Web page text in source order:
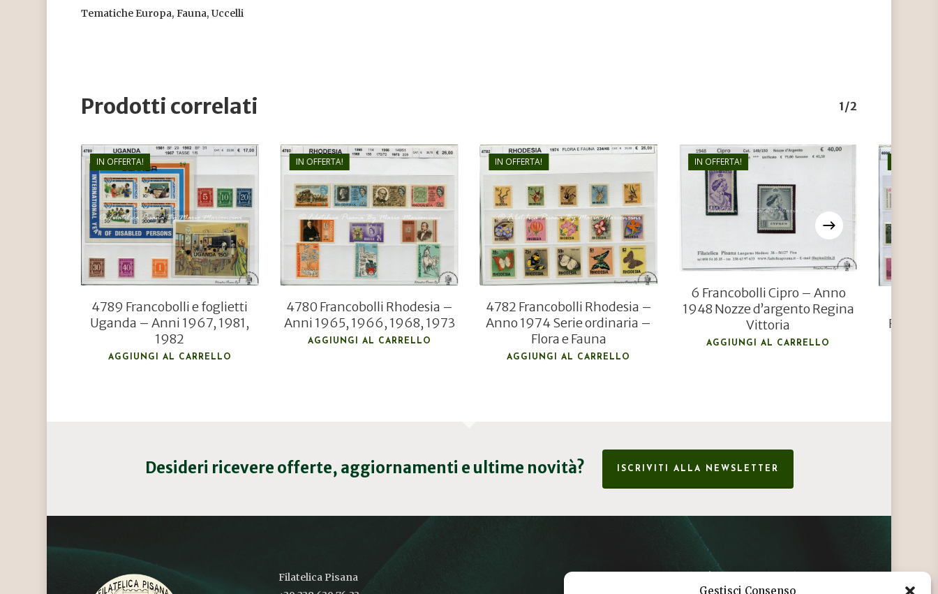
Gestisci Consenso
Tematiche Europa, Fauna, Uccelli
Prodotti correlati 1/2
IN OFFERTA!
€17,00
€11,50
4789 Francobolli e foglietti
Uganda – Anni 1967, 1981,
1982
AGGIUNGI AL CARRELLO
IN OFFERTA!
€26,00
€18,00
4780 Francobolli Rhodesia –
Anni 1965, 1966, 1968, 1973
AGGIUNGI AL CARRELLO
IN OFFERTA!
26,00
€18,00
4782 Francobolli Rhodesia –
Anno 1974 Serie ordinaria –
Flora e Fauna
AGGIUNGI AL CARRELLO
IN OFFERTA! €
45,00
25,00
6 Francobolli Cipro – Anno
1948 Nozze d’argento Regina
Vittoria
AGGIUNGI AL CARRELLO
Desideri ricevere offerte, aggiornamenti e ultime novità? ISCRIVITI ALLA NEWSLETTER
Filatelica Pisana